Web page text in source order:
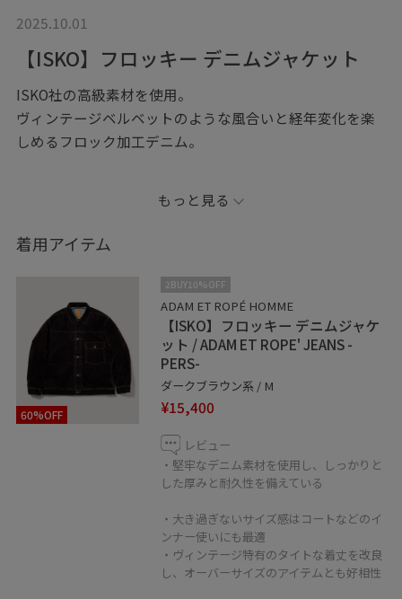
2025.10.01
【ISKO】フロッキー デニムジャケット
ISKO社の高級素材を使用。
ヴィンテージベルベットのような風合いと経年変化を楽
しめるフロック加工デニム。
お気に入りしていただくと、気になったコーディネート
や商品がチェックしやすくなります。
スタッフのフォローもあわせてご利用ください。
＊ルミネカードWEB決済サービス
気になるアイテムをいつでもどこでもWEBで決済、ご自
宅に配送できるサービスがスタート！
こちらも5%OFF適用となります。
詳しくは店舗にお問い合わせください。
＊LINE接客ご活用ください！
商品について、コーディネートについてなど、気になる
ことがござましたらお気軽にLINEでご相談くださいま
もっと見る
着用アイテム
60%OFF
2BUY10%OFF
ADAM ET ROPÉ HOMME
【ISKO】フロッキー デニムジャケ
ット / ADAM ET ROPE' JEANS -
PERS-
ダークブラウン系 / M
¥15,400
レビュー
・堅牢なデニム素材を使用し、しっかりと
した厚みと耐久性を備えている
・大き過ぎないサイズ感はコートなどのイ
ンナー使いにも最適
・ヴィンテージ特有のタイトな着丈を改良
し、オーバーサイズのアイテムとも好相性